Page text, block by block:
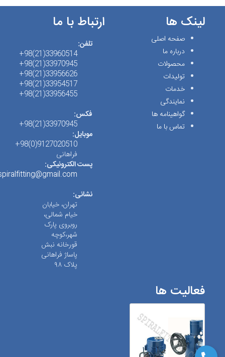
لینک ها
صفحه اصلی
درباره ما
محصولات
تولیدات
خدمات
نمایندگی
گواهینامه ها
تماس با ما
ارتباط با ما
تلفن:
33960514(21)98+
33970945(21)98+
33956626(21)98+
33954517(21)98+
33956455(21)98+
فکس:
33970945(21)98+
موبایل:
9127020510(0)98+
فراهانی
پست الکترونیکی:
spiralfitting@gmail.com
نشانی:
تهران، خیابان
خیام شمالی،
روبروی پارک
شهر،کوچه
قورخانه نبش
پاساژ فراهانی
پلاک ۹۸
فعالیت ها